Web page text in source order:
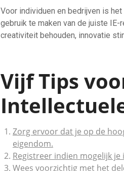
Voor individuen en bedrijven is
gebruik te maken van de juiste
creativiteit behouden, innovatie
Vijf Tips
Zorg ervoor dat je op de
eigendom.
Registreer indien mogelijk
Wees voorzichtig met het